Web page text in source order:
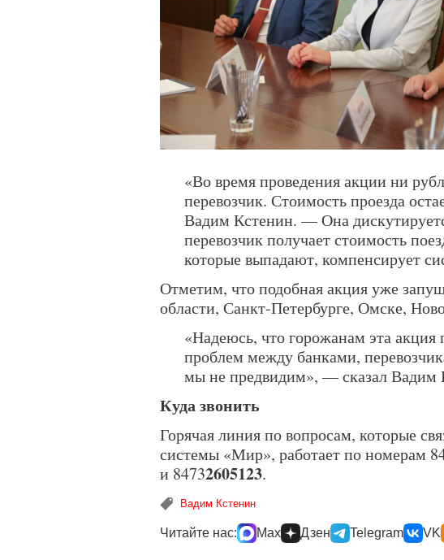
«Во время проведения акции ни
перевозчик. Стоимость проезда
Вадим Кстенин. — Она
перевозчик получает стоимость
которые выпадают, компенсирует
Отметим, что подобная акция уже
области, Санкт-Петербурге, Омске,
«Надеюсь, что горожанам эта акция
проблем между банками,
мы не предвидим», — сказал Вадим
Куда звонить
Горячая линия по вопросам, которые
системы «Мир», работает по номерам
и 84732605123.
Вадим Кстенин
Читайте нас: Max Дзен Telegram VK